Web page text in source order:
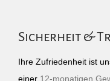
Sicherheit &
Ihre Zufriedenheit ist
einer 12-monatigen